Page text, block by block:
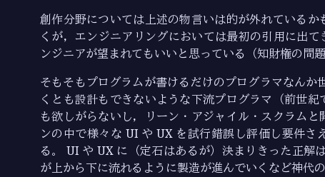
創作分野については上述の物言いは的が外れている
くが，エンジニアリングにおいては最初の引用に出
ンジニアが望まれてもいいと思っている（知財権の問
そもそもプログラムが書けるだけのプログラマなん
くとも設計もできないような下流プログラマ（前世
も欲しがらないし，リーン・アジャイル・スクラム
ンの中で様々な UI や UX を試行錯誤し評価し要件
る。 UI や UX に（定石はあるが）決まりきった正解
が上から下に流れるように製造が進んでいくなど神代の